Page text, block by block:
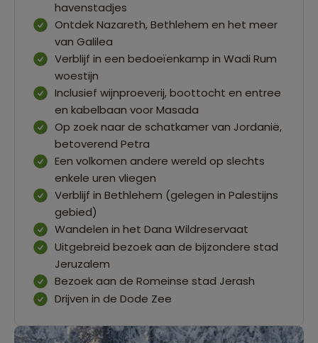
havenstadjes
Ontdek Nazareth, Bethlehem en het meer
van Galilea
Verblijf in een bedoeïenkamp in Wadi Rum
woestijn
Inclusief wijnproeverij, boottocht en entree
en kabelbaan voor Masada
Op zoek naar de schatkamer van Jordanië,
betoverend Petra
Een volkomen andere wereld op slechts
enkele uren vliegen
Verblijf in Bethlehem (gelegen in Palestijns
gebied)
Wandelen in het Dana Wildreservaat
Uitgebreid bezoek aan de bijzondere stad
Jeruzalem
Bezoek aan de Romeinse stad Jerash
Drijven in de Dode Zee